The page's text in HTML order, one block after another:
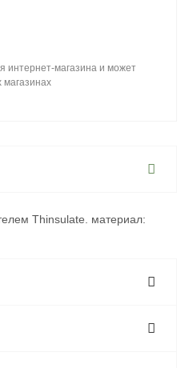
интернет-магазина и может
магазинах
Thinsulate. материал: